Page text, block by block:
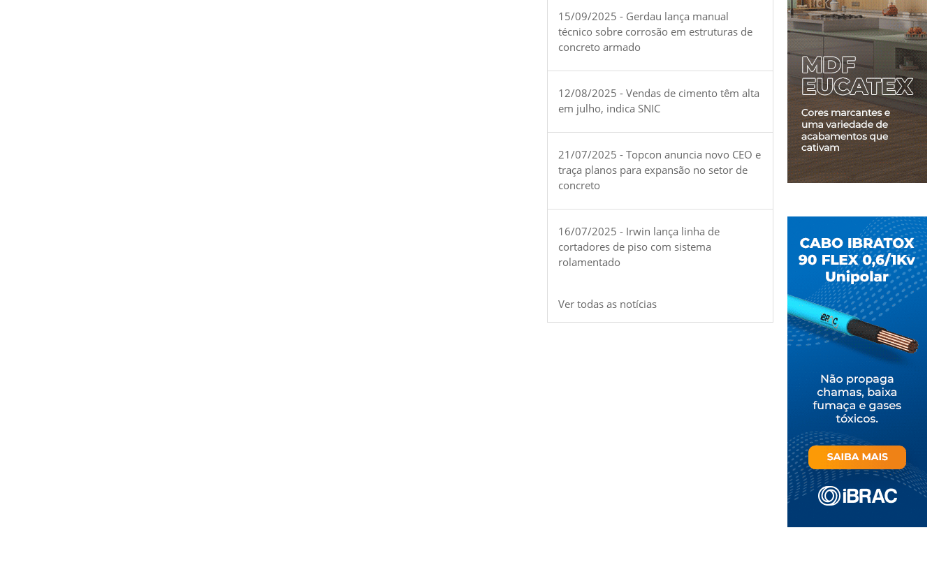
15/09/2025 - Gerdau lança manual
técnico sobre corrosão em estruturas de
concreto armado
12/08/2025 - Vendas de cimento têm alta
em julho, indica SNIC
21/07/2025 - Topcon anuncia novo CEO e
traça planos para expansão no setor de
concreto
16/07/2025 - Irwin lança linha de
cortadores de piso com sistema
rolamentado
Ver todas as notícias